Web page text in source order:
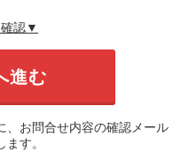
認▼
お問合せ内容の確認メール
す。